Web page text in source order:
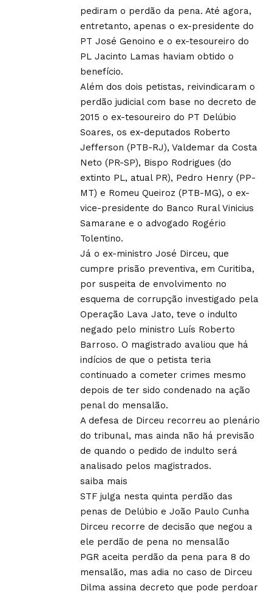
pediram o perdão da pena. Até agora,
entretanto, apenas o ex-presidente do
PT José Genoino e o ex-tesoureiro do
PL Jacinto Lamas haviam obtido o
benefício.
Além dos dois petistas, reivindicaram o
perdão judicial com base no decreto de
2015 o ex-tesoureiro do PT Delúbio
Soares, os ex-deputados Roberto
Jefferson (PTB-RJ), Valdemar da Costa
Neto (PR-SP), Bispo Rodrigues (do
extinto PL, atual PR), Pedro Henry (PP-
MT) e Romeu Queiroz (PTB-MG), o ex-
vice-presidente do Banco Rural Vinicius
Samarane e o advogado Rogério
Tolentino.
Já o ex-ministro José Dirceu, que
cumpre prisão preventiva, em Curitiba,
por suspeita de envolvimento no
esquema de corrupção investigado pela
Operação Lava Jato, teve o indulto
negado pelo ministro Luís Roberto
Barroso. O magistrado avaliou que há
indícios de que o petista teria
continuado a cometer crimes mesmo
depois de ter sido condenado na ação
penal do mensalão.
A defesa de Dirceu recorreu ao plenário
do tribunal, mas ainda não há previsão
de quando o pedido de indulto será
analisado pelos magistrados.
saiba mais
STF julga nesta quinta perdão das
penas de Delúbio e João Paulo Cunha
Dirceu recorre de decisão que negou a
ele perdão de pena no mensalão
PGR aceita perdão da pena para 8 do
mensalão, mas adia no caso de Dirceu
Dilma assina decreto que pode perdoar